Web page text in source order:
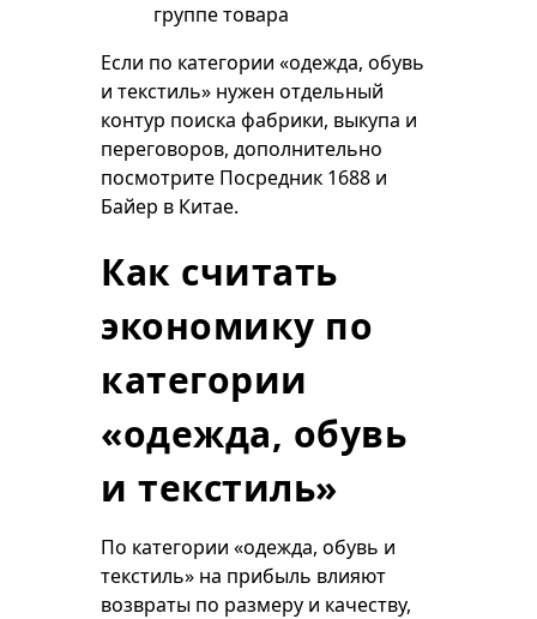
группе товара
Если по категории «одежда, обувь
и текстиль» нужен отдельный
контур поиска фабрики, выкупа и
переговоров, дополнительно
посмотрите Посредник 1688 и
Байер в Китае.
Как считать
экономику по
категории
«одежда, обувь
и текстиль»
По категории «одежда, обувь и
текстиль» на прибыль влияют
возвраты по размеру и качеству,